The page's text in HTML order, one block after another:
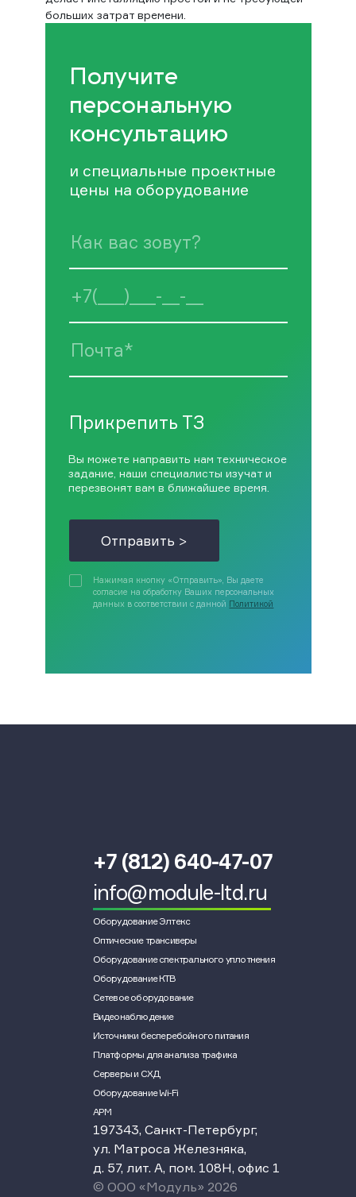
больших затрат времени.
Получите
персональную
консультацию
и специальные проектные
цены на оборудование
Прикрепить ТЗ
Вы можете направить нам техническое
задание, наши специалисты изучат и
перезвонят вам в ближайшее время.
Отправить >
Нажимая кнопку «Отправить», Вы даете
согласие на обработку Ваших персональных
данных в соответствии с данной Политикой
+7 (812) 640-47-07
info@module-ltd.ru
Оборудование Элтекс
Оптические трансиверы
Оборудование спектрального уплотнения
Оборудование КТВ
Сетевое оборудование
Видеонаблюдение
Источники бесперебойного питания
Платформы для анализа трафика
Серверы и СХД
Оборудование Wi-Fi
АРМ
197343, Санкт-Петербург,
ул. Матроса Железняка,
д. 57, лит. А, пом. 108Н, офис 1
© ООО «Модуль» 2026